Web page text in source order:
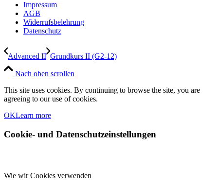
Impressum
AGB
Widerrufsbelehrung
Datenschutz
Advanced II Grundkurs II (G2-12)
Nach oben scrollen
This site uses cookies. By continuing to browse the site, you are
agreeing to our use of cookies.
OKLearn more
Cookie- und Datenschutzeinstellungen
Wie wir Cookies verwenden